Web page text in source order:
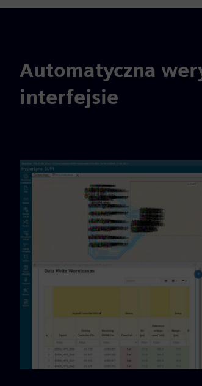
Automatyczna
interfejsie